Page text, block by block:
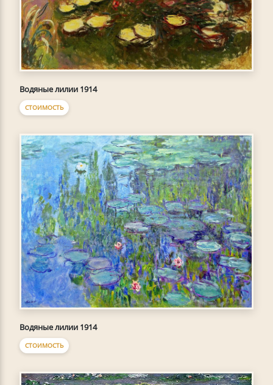
Водяные лилии 1914
СТОИМОСТЬ
Водяные лилии 1914
СТОИМОСТЬ